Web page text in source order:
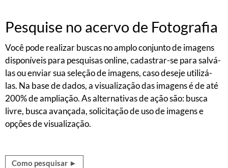
Pesquise no acervo de Fotografia
Você pode realizar buscas no amplo conjunto de imagens
disponíveis para pesquisas online, cadastrar-se para salvá-
las ou enviar sua seleção de imagens, caso deseje utilizá-
las. Na base de dados, a visualização das imagens é de até
200% de ampliação. As alternativas de ação são: busca
livre, busca avançada, solicitação de uso de imagens e
opções de visualização.
Como pesquisar ►